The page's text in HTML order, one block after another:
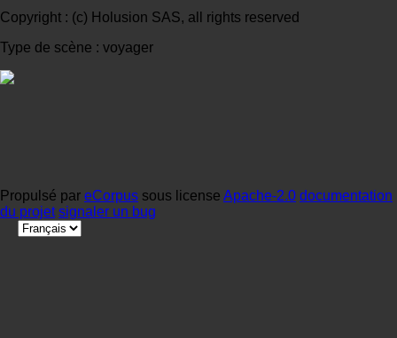
Copyright : (c) Holusion SAS, all rights reserved
Type de scène : voyager
Propulsé par eCorpus sous license Apache-2.0 documentation
du projet signaler un bug